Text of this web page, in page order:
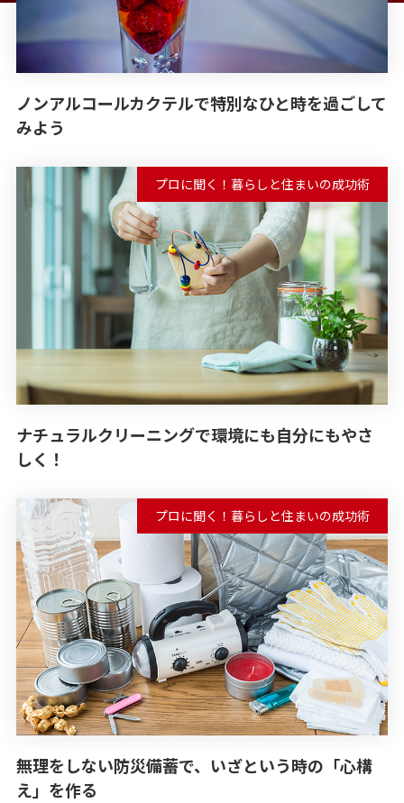
ノンアルコールカクテルで特別なひと時を過ごして
みよう
プロに聞く！暮らしと住まいの成功術
ナチュラルクリーニングで環境にも自分にもやさ
しく！
プロに聞く！暮らしと住まいの成功術
無理をしない防災備蓄で、いざという時の「心構
え」を作る